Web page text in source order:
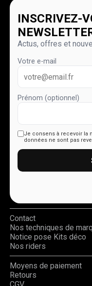
INSCRIVEZ-
Actus, offres et
Votre e-mail
Prénom (optionnel)
Je consens à recevoir la
données ne sont pas
Contact
Nos techniques de
Notice pose Kits déco
Nos riders
Moyens de paiement
Retours
CGV